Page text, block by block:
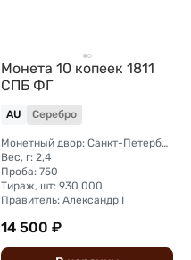
Монета 10 копеек 1811
СПБ ФГ
AU Серебро
Монетный двор: Санкт-Петербургский монетный двор
Вес, г: 2,4
Проба: 750
Тираж, шт: 930 000
Правитель: Александр I
14 500 ₽